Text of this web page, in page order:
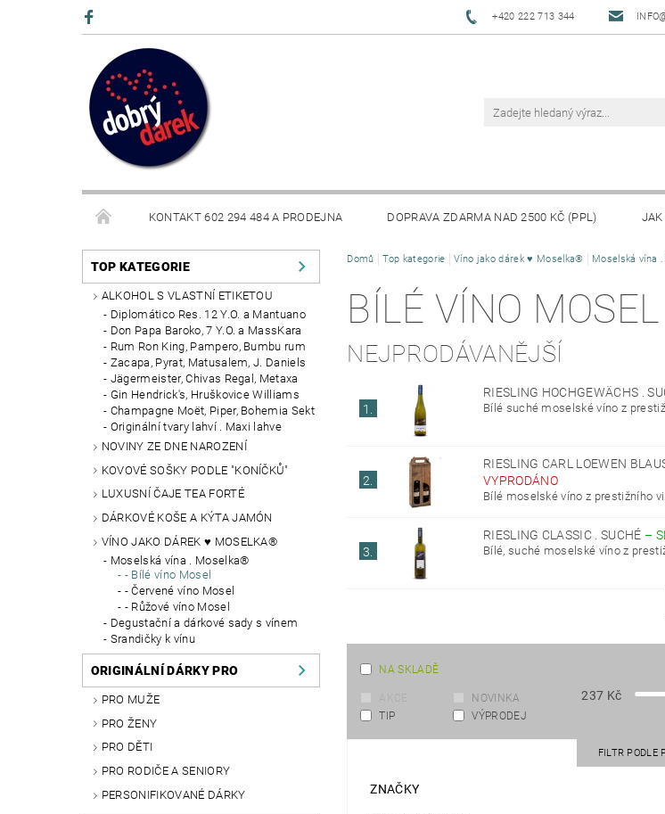
+420 222 713 344
KONTAKT 602 294 484 A PRODEJNA DOPRAVA ZDARMA NAD 2500 KČ (PPL) JAK
BLOG
TOP KATEGORIE
ALKOHOL S VLASTNÍ ETIKETOU
Diplomático Res. 12 Y.O. a Mantuano
Don Papa Baroko, 7 Y.O. a MassKara
Rum Ron King, Pampero, Bumbu rum
Zacapa, Pyrat, Matusalem, J. Daniels
Jägermeister, Chivas Regal, Metaxa
Gin Hendrick's, Hruškovice Williams
Champagne Moët, Piper, Bohemia Sekt
Originální tvary lahví . Maxi lahve
NOVINY ZE DNE NAROZENÍ
KOVOVÉ SOŠKY PODLE "KONÍČKŮ"
LUXUSNÍ ČAJE TEA FORTÉ
DÁRKOVÉ KOŠE A KÝTA JAMÓN
VÍNO JAKO DÁREK ♥ MOSELKA®
Moselská vína . Moselka®
- Bílé víno Mosel
- Červené víno Mosel
- Růžové víno Mosel
Degustační a dárkové sady s vínem
Srandičky k vínu
ORIGINÁLNÍ DÁRKY PRO
PRO MUŽE
PRO ŽENY
PRO DĚTI
PRO RODIČE A SENIORY
PERSONIFIKOVANÉ DÁRKY
Domů Top kategorie Víno jako dárek ♥ Moselka® Moselská vína
BÍLÉ VÍNO MOSEL
NEJPRODÁVANĚJŠÍ
1.
RIESLING HOCHGEWÄCHS .
Bílé suché moselské víno z
2.
RIESLING CARL LOEWEN
VYPRODÁNO
Bílé moselské víno z prestižního
3.
RIESLING CLASSIC . SUCHÉ –
Bílé, suché moselské víno z
NA SKLADĚ
NOVINKA
TIP
VÝPRODEJ
237 Kč
FILTR PODLE
ZNAČKY